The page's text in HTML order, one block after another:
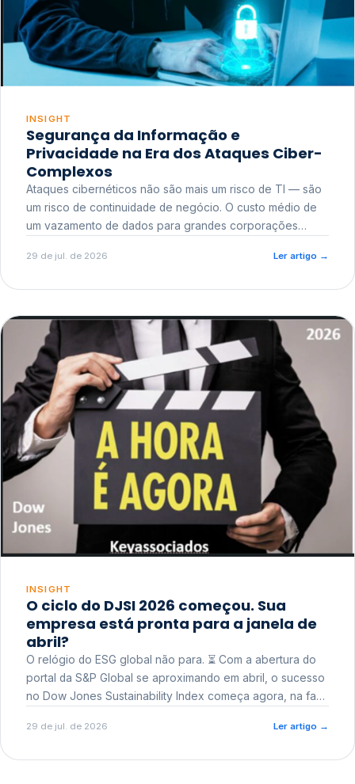
INSIGHT
Segurança da Informação e
Privacidade na Era dos Ataques Ciber-
Complexos
Ataques cibernéticos não são mais um risco de TI — são
um risco de continuidade de negócio. O custo médio de
um vazamento de dados para grandes corporações
reputacional e o risco regulatório junto a órgãos como a
29 de jul. de 2026 Ler artigo →
INSIGHT
O ciclo do DJSI 2026 começou. Sua
empresa está pronta para a janela de
abril?
O relógio do ESG global não para. ⏳ Com a abertura do
portal da S&P Global se aproximando em abril, o sucesso
no Dow Jones Sustainability Index começa agora, na fase
29 de jul. de 2026 Ler artigo →